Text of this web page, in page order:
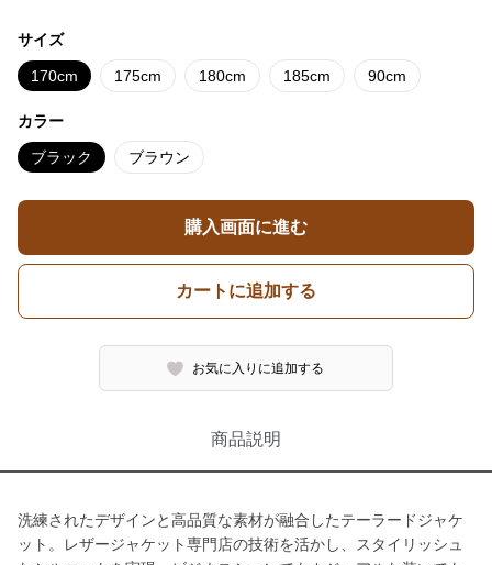
サイズ
170cm 175cm 180cm 185cm 90cm
カラー
ブラック ブラウン
購入画面に進む
カートに追加する
お気に入りに追加する
商品説明
洗練されたデザインと高品質な素材が融合したテーラードジャケ
ット。レザージャケット専門店の技術を活かし、スタイリッシュ